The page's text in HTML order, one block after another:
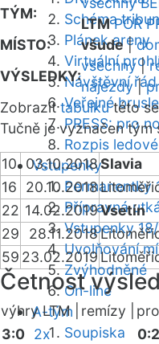
Schéma tribun
Plánek areny
Virtuální
Návštěvní řád
Veřejné
PRESS: pro
Rozpis
Vstupenky
Permanentky
Přípravná
Vstupenky
Uvolňování
Zvýhodněné
On-line
A-tým
Soupiska
TÝM:
LTM POR
MÍSTO:
všude|
VÝSLEDKY:
všechny|
nájezdy|
Zobrazittabulkutéto
Tučně je vyznačen tým
10 03.10.2018Slavia
16
20.10.2018
22 14.02.2019Vsetín
29
28.11.2018
59 23.02.2019
Četnost
výhry LTM | remízy |
3:0 2x
0:2